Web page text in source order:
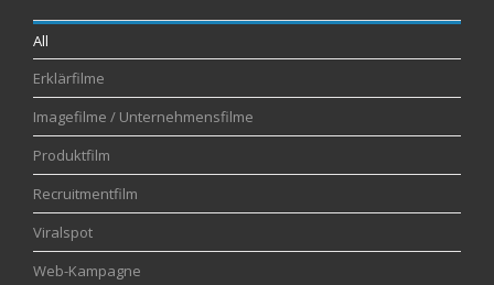
All
Erklärfilme
Imagefilme / Unternehmensfilme
Produktfilm
Recruitmentfilm
Viralspot
Web-Kampagne